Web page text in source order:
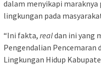
dalam menyikapi
lingkungan pada
“Ini fakta, realdan ini yang
Pengendalian Pencemaran
Lingkungan Hidup